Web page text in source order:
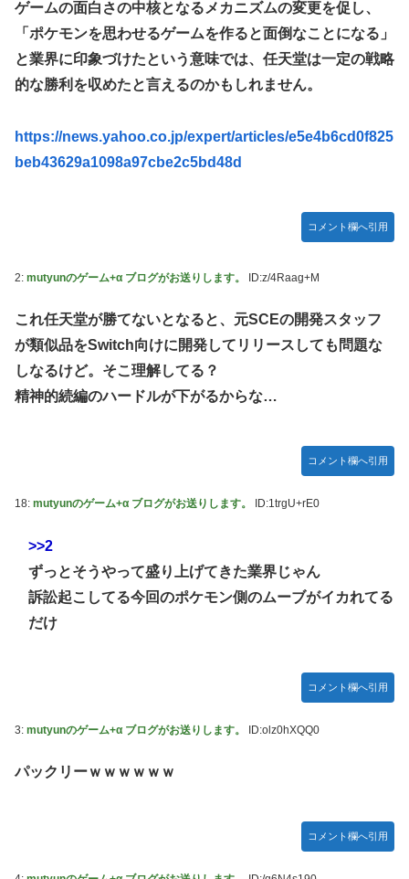
ールTCG・その後」
『マリオカートワールド』はどうすればよかったのか…
やる夫「催眠アプリを手に入れたんだけど……これ必要だっ
【ガンダムＷ】あのメンツのなかでは比較的常識のあるほう
なのがデュオだよね
ガキ「世界を救います」←飽きた。おっさんにしろ
【朗報】AKB48 ロッテとコラボ決定！！
【ウマ娘】コミケで配布予定だった非公式グッズ「オグリキ
ャップタマモクロスアクリル定規」意外(?)な落とし穴によ
り配布を撤回することに…
【にじさんじ】石神がミームを堪能しとる
に・・・2002年W杯4強の記録取り消しの声も」→「マジで
いた国格をサッカー選手が足で蹴り飛ばすね」
熊本県知事の要請をガン無視したTBS、避難所に取材班が押
し入ってプライバシーに全く配慮しない報道を……
【セクシー】人気美人声優、太ももチラリｗｗｗｗｗｗｗｗ
「私達が原爆ドーム前をあけ渡せば核戦争が始まってしま
う」と訴える市民団体、それを聞いた被爆3世の人が……
【乃木坂46】
【朗報】山﨑愛生「けんぱなぱっぱぱん！」←
ゲームの面白さの中核となるメカニズムの変更を促し、
「ポケモンを思わせるゲームを作ると面倒なことになる」
と業界に印象づけたという意味では、任天堂は一定の戦略
的な勝利を収めたと言えるのかもしれません。
https://news.yahoo.co.jp/expert/articles/e5e4b6cd0f825
beb43629a1098a97cbe2c5bd48d
コメント欄へ引用
2: mutyunのゲーム+α ブログがお送りします。 ID:z/4Raag+M
これ任天堂が勝てないとなると、元SCEの開発スタッフ
が類似品をSwitch向けに開発してリリースしても問題な
しなるけど。そこ理解してる？
精神的続編のハードルが下がるからな…
コメント欄へ引用
18: mutyunのゲーム+α ブログがお送りします。 ID:1trgU+rE0
>>2
ずっとそうやって盛り上げてきた業界じゃん
訴訟起こしてる今回のポケモン側のムーブがイカれてる
だけ
コメント欄へ引用
3: mutyunのゲーム+α ブログがお送りします。 ID:olz0hXQQ0
パックリーｗｗｗｗｗｗ
コメント欄へ引用